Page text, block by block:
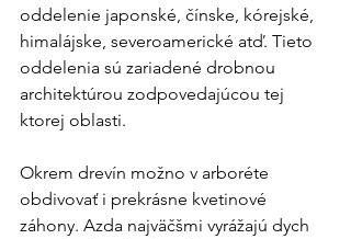
oddelenie japonské, čínske, kórejské,
himalájske, severoamerické atď. Tieto
oddelenia sú zariadené drobnou
architektúrou zodpovedajúcou tej
ktorej oblasti.
Okrem drevín možno v arboréte
obdivovať i prekrásne kvetinové
záhony. Azda najväčšmi vyrážajú dych